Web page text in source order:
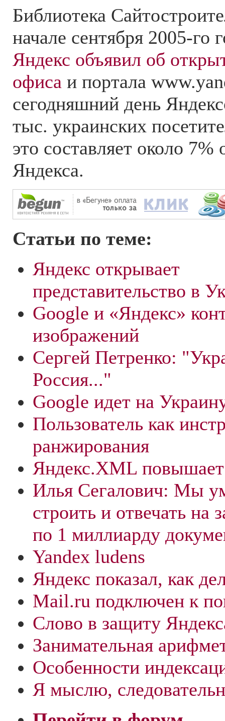
Библиотека
начале сентября 2005-го
Яндекс объявил об
офиса и портала
сегодняшний день
тыс. украинских
это составляет около 7%
Яндекса.
Статьи по теме:
Яндекс открывает
представительство в
Google и «Яндекс»
изображений
Сергей Петренко:
Россия..."
Google идет на
Пользователь как
ранжирования
Яндекс.XML
Илья Сегалович: Мы
строить и отвечать на
по 1 миллиарду
Yandex ludens
Яндекс показал, как
Mail.ru подключен к
Слово в защиту
Занимательная
Особенности
Я мыслю,